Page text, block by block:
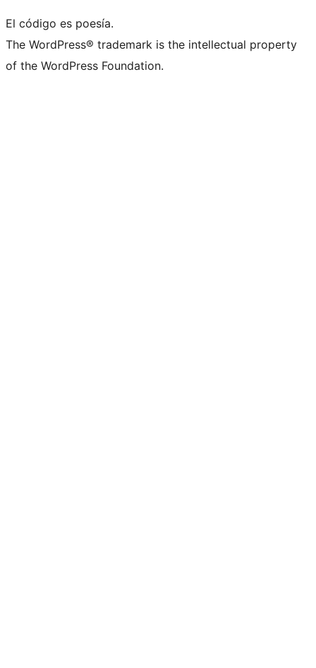
El código es poesía.
The WordPress® trademark is the intellectual property
of the WordPress Foundation.